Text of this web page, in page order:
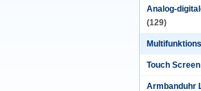
Analog-
(129)
Touch
Armbanduhr